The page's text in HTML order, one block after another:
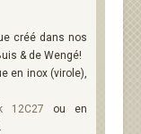
créé dans nos
& de Wengé!
en inox (virole),
12C27 ou en